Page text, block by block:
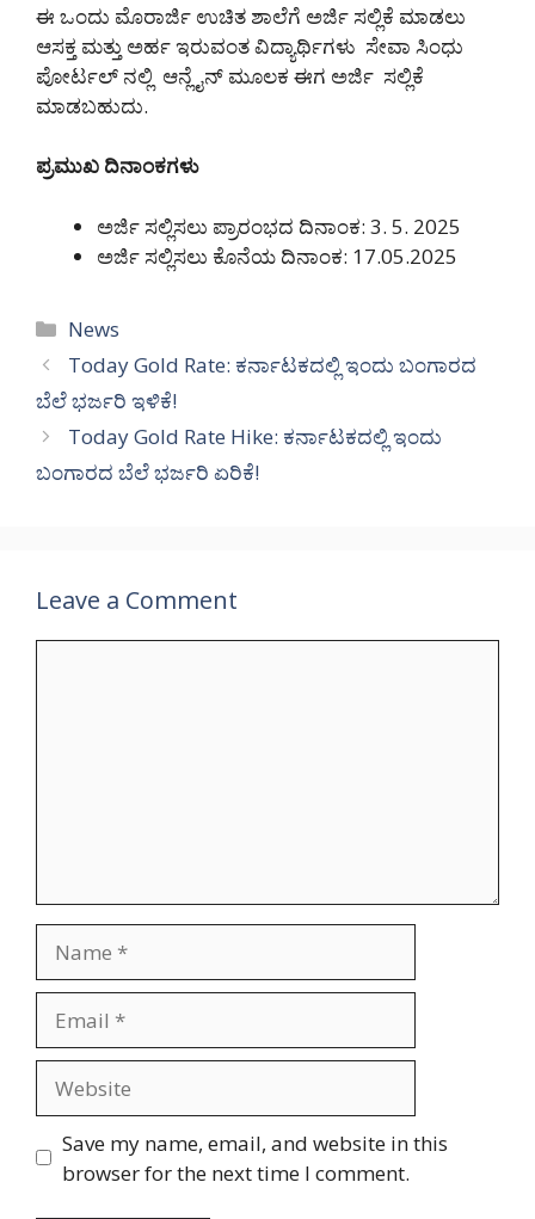
ಈ ಒಂದು ಮೊರಾರ್ಜಿ ಉಚಿತ ಶಾಲೆಗೆ ಅರ್ಜಿ ಸಲ್ಲಿಕೆ ಮಾಡಲು
ಆಸಕ್ತ ಮತ್ತು ಅರ್ಹ ಇರುವಂತ ವಿದ್ಯಾರ್ಥಿಗಳು ಸೇವಾ ಸಿಂಧು
ಪೋರ್ಟಲ್ ನಲ್ಲಿ ಆನ್ಲೈನ್ ಮೂಲಕ ಈಗ ಅರ್ಜಿ ಸಲ್ಲಿಕೆ
ಮಾಡಬಹುದು.
ಪ್ರಮುಖ ದಿನಾಂಕಗಳು
ಅರ್ಜಿ ಸಲ್ಲಿಸಲು ಪ್ರಾರಂಭದ ದಿನಾಂಕ: 3. 5. 2025
ಅರ್ಜಿ ಸಲ್ಲಿಸಲು ಕೊನೆಯ ದಿನಾಂಕ: 17.05.2025
Categories
News
Today Gold Rate: ಕರ್ನಾಟಕದಲ್ಲಿ ಇಂದು ಬಂಗಾರದ
ಬೆಲೆ ಭರ್ಜರಿ ಇಳಿಕೆ!
Today Gold Rate Hike: ಕರ್ನಾಟಕದಲ್ಲಿ ಇಂದು
ಬಂಗಾರದ ಬೆಲೆ ಭರ್ಜರಿ ಏರಿಕೆ!
Leave a Comment
Save my name, email, and website in this
browser for the next time I comment.